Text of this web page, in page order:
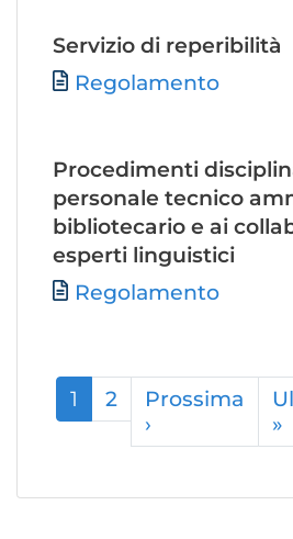
Servizio di reperibilità
FileRegolamento
Procedimenti
personale tecnico
bibliotecario e ai
esperti linguistici
FileRegolamento
Paginazione
1 2
Prossima
›
successiva
»